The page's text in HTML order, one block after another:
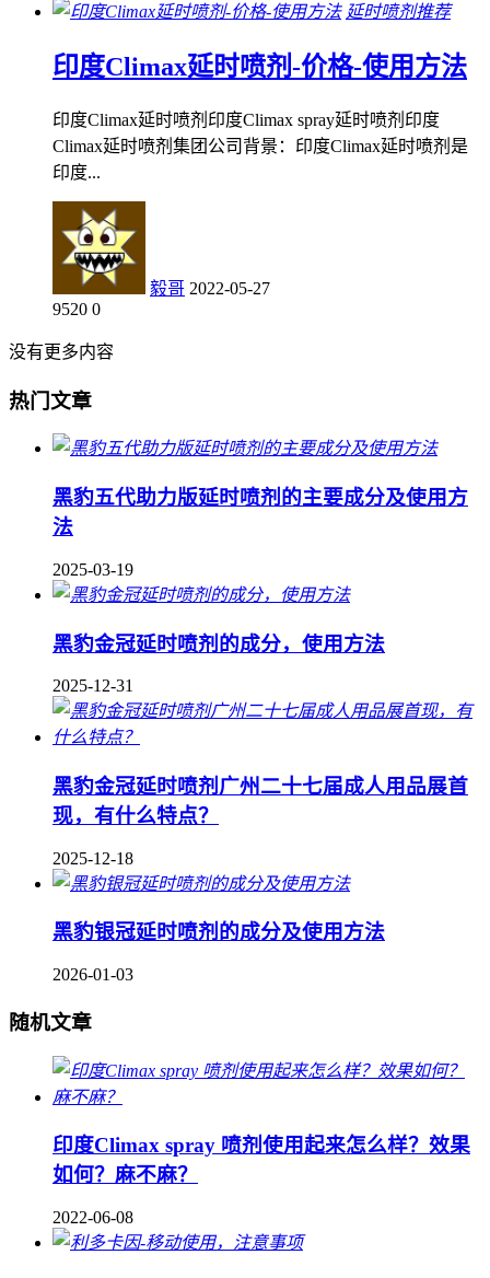
延时喷剂推荐
印度Climax延时喷剂-价格-使用方法
印度Climax延时喷剂印度Climax spray延时喷剂印度
Climax延时喷剂集团公司背景：印度Climax延时喷剂是
印度...
毅哥 2022-05-27
9520 0
没有更多内容
热门文章
黑豹五代助力版延时喷剂的主要成分及使用方
法
2025-03-19
黑豹金冠延时喷剂的成分，使用方法
2025-12-31
黑豹金冠延时喷剂广州二十七届成人用品展首
现，有什么特点？
2025-12-18
黑豹银冠延时喷剂的成分及使用方法
2026-01-03
随机文章
印度Climax spray 喷剂使用起来怎么样？效果
如何？麻不麻？
2022-06-08